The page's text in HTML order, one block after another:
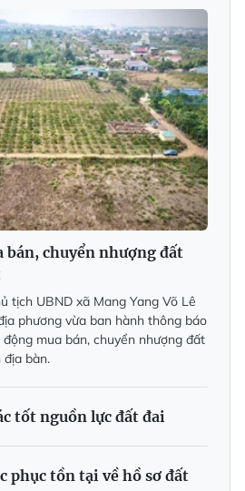
bán, chuyển nhượng đất
tịch UBND xã Mang Yang Võ Lê
phương vừa ban hành thông báo
mua bán, chuyển nhượng đất
bàn.
tốt nguồn lực đất đai
phục tồn tại về hồ sơ đất